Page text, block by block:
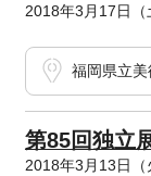
2018年3月17日（
福岡県立美
第85回独立
2018年3月13日（